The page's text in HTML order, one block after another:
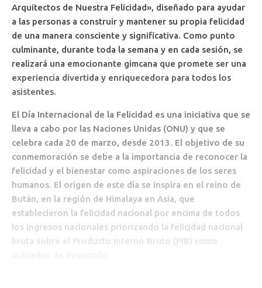
Arquitectos de Nuestra Felicidad», diseñado para ayudar
a las personas a construir y mantener su propia felicidad
de una manera consciente y significativa. Como punto
culminante, durante toda la semana y en cada sesión, se
realizará una emocionante gimcana que promete ser una
experiencia divertida y enriquecedora para todos los
asistentes.
El Día Internacional de la Felicidad es una iniciativa que se
lleva a cabo por las Naciones Unidas (ONU) y que se
celebra cada 20 de marzo, desde 2013. El objetivo de su
conmemoración se debe a la importancia de reconocer la
felicidad y el bienestar como aspiraciones de los seres
humanos. El origen de este día se inspira en el reino de
Bután, en la región de Himalaya en Asia, que
establecieron la felicidad nacional por encima de todos
los ingresos nacionales priorizando la felicidad nacional
bruta sobre el Producto Interno Bruto (PIB) como